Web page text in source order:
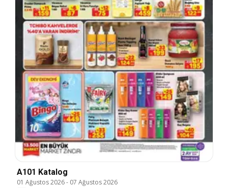
A101 Katalog
01 Ağustos 2026- 07 Ağustos 2026